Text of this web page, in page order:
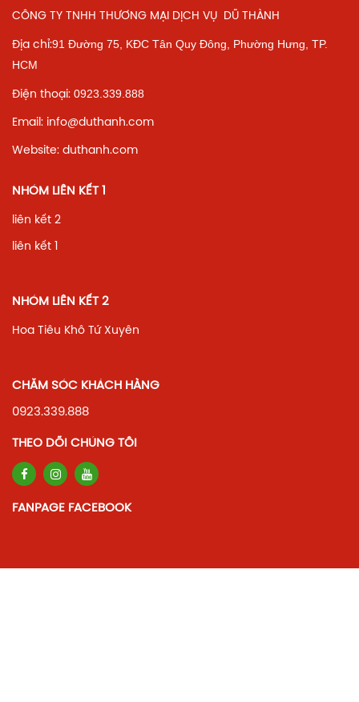
CÔNG TY TNHH THƯƠNG MẠI DỊCH VỤ DŨ THÀNH
Địa chỉ:91 Đường 75, KĐC Tân Quy Đông, Phường Hưng, TP.
HCM
Điện thoại: 0923.339.888
Email: info@duthanh.com
Website: duthanh.com
NHÓM LIÊN KẾT 1
liên kết 2
liên kết 1
NHÓM LIÊN KẾT 2
Hoa Tiêu Khô Tứ Xuyên
CHĂM SÓC KHÁCH HÀNG
0923.339.888
THEO DÕI CHÚNG TÔI
FANPAGE FACEBOOK